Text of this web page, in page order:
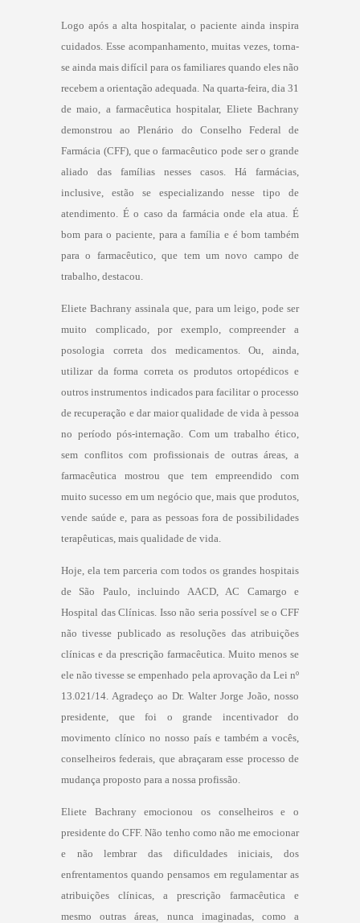
Logo após a alta hospitalar, o paciente ainda inspira
cuidados. Esse acompanhamento, muitas vezes, torna-
se ainda mais difícil para os familiares quando eles não
recebem a orientação adequada. Na quarta-feira, dia 31
de maio, a farmacêutica hospitalar, Eliete Bachrany
demonstrou ao Plenário do Conselho Federal de
Farmácia (CFF), que o farmacêutico pode ser o grande
aliado das famílias nesses casos. Há farmácias,
inclusive, estão se especializando nesse tipo de
atendimento. É o caso da farmácia onde ela atua. É
bom para o paciente, para a família e é bom também
para o farmacêutico, que tem um novo campo de
trabalho, destacou.
Eliete Bachrany assinala que, para um leigo, pode ser
muito complicado, por exemplo, compreender a
posologia correta dos medicamentos. Ou, ainda,
utilizar da forma correta os produtos ortopédicos e
outros instrumentos indicados para facilitar o processo
de recuperação e dar maior qualidade de vida à pessoa
no período pós-internação. Com um trabalho ético,
sem conflitos com profissionais de outras áreas, a
farmacêutica mostrou que tem empreendido com
muito sucesso em um negócio que, mais que produtos,
vende saúde e, para as pessoas fora de possibilidades
terapêuticas, mais qualidade de vida.
Hoje, ela tem parceria com todos os grandes hospitais
de São Paulo, incluindo AACD, AC Camargo e
Hospital das Clínicas. Isso não seria possível se o CFF
não tivesse publicado as resoluções das atribuições
clínicas e da prescrição farmacêutica. Muito menos se
ele não tivesse se empenhado pela aprovação da Lei nº
13.021/14. Agradeço ao Dr. Walter Jorge João, nosso
presidente, que foi o grande incentivador do
movimento clínico no nosso país e também a vocês,
conselheiros federais, que abraçaram esse processo de
mudança proposto para a nossa profissão.
Eliete Bachrany emocionou os conselheiros e o
presidente do CFF. Não tenho como não me emocionar
e não lembrar das dificuldades iniciais, dos
enfrentamentos quando pensamos em regulamentar as
atribuições clínicas, a prescrição farmacêutica e
mesmo outras áreas, nunca imaginadas, como a